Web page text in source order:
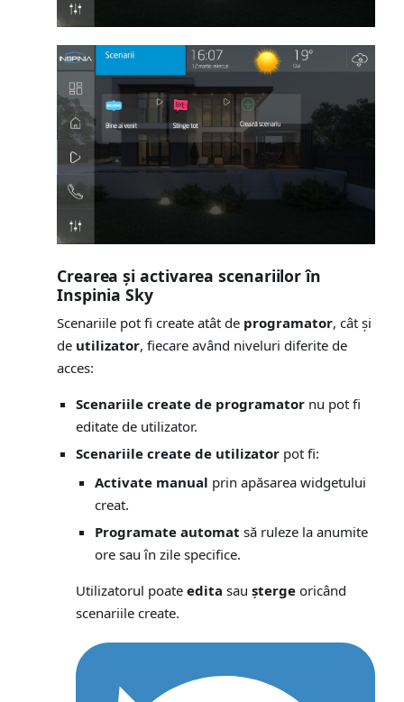
Crearea și activarea scenariilor în
Inspinia Sky
Scenariile pot fi create atât de programator, cât și
de utilizator, fiecare având niveluri diferite de
acces:
Scenariile create de programator nu pot fi
editate de utilizator.
Scenariile create de utilizator pot fi:
Activate manual prin apăsarea widgetului
creat.
Programate automat să ruleze la anumite
ore sau în zile specifice.
Utilizatorul poate edita sau șterge oricând
scenariile create.